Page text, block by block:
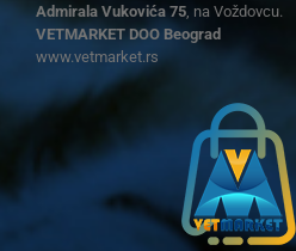
Admirala Vukovića 75, na Voždovcu.
VETMARKET DOO Beograd
www.vetmarket.rs